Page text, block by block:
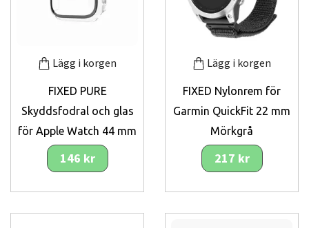
Lägg i korgen
FIXED PURE
Skyddsfodral och glas
för Apple Watch 44 mm
146 kr
Lägg i korgen
FIXED Nylonrem för
Garmin QuickFit 22 mm
Mörkgrå
217 kr